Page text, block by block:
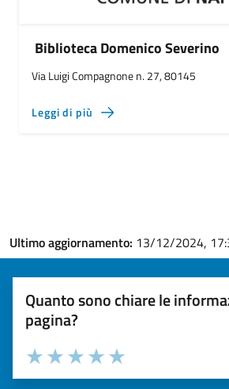
Biblioteca Domenico Severino
Via Luigi Compagnone n. 27, 80145
Leggi di più
Ultimo aggiornamento: 13/12/2024,
Quanto sono chiare le
pagina?
Valuta la chiarezza delle informazioni (da 1 a
Seleziona il numero di stelle per
Valuta 5 stelle su 5
Valuta 4 stelle su 5
Valuta 3 stelle su 5
Valuta 2 stelle su 5
Valuta 1 stelle su 5